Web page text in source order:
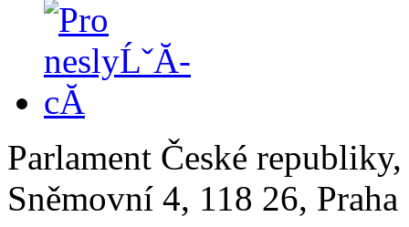
Parlament České
Sněmovní 4, 118 26,